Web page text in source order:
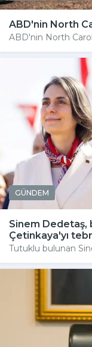
ABD'nin North
ABD'nin North
GÜNDEM
Sinem Dedetaş,
Çetinkaya'yı
Tutuklu bulunan